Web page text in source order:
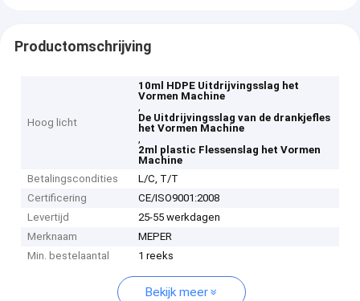
Productomschrijving
Hoog licht
10ml HDPE Uitdrijvingsslag het
Vormen Machine
,
De Uitdrijvingsslag van de drankjefles
het Vormen Machine
,
2ml plastic Flessenslag het Vormen
Machine
Betalingscondities
L/C, T/T
Certificering
CE/ISO9001:2008
Levertijd
25-55 werkdagen
Merknaam
MEPER
Min. bestelaantal
1 reeks
Bekijk meer